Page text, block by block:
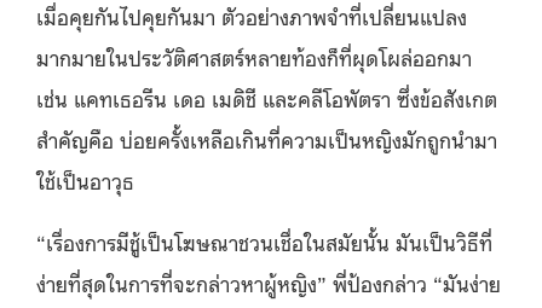
เมื่อคุยกันไปคุยกันมา ตัวอย่างภาพจำที่เปลี่ยนแปลง
มากมายในประวัติศาสตร์หลายท้องก็ที่ผุดโผล่ออกมา
เช่น แคทเธอรีน เดอ เมดิชี และคลีโอพัตรา ซึ่งข้อสังเกต
สำคัญคือ บ่อยครั้งเหลือเกินที่ความเป็นหญิงมักถูกนำมา
ใช้เป็นอาวุธ
“เรื่องการมีชู้เป็นโฆษณาชวนเชื่อในสมัยนั้น มันเป็นวิธีที่
ง่ายที่สุดในการที่จะกล่าวหาผู้หญิง” พี่ป้องกล่าว “มันง่าย